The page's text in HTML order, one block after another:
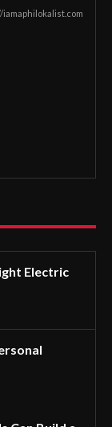
iamaphilokalist.com
Electric